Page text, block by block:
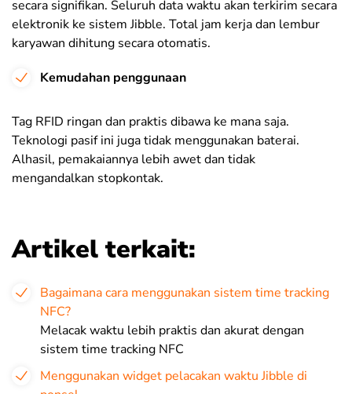
secara signifikan. Seluruh data waktu akan terkirim secara
elektronik ke sistem Jibble. Total jam kerja dan lembur
karyawan dihitung secara otomatis.
Kemudahan penggunaan
Tag RFID ringan dan praktis dibawa ke mana saja.
Teknologi pasif ini juga tidak menggunakan baterai.
Alhasil, pemakaiannya lebih awet dan tidak
mengandalkan stopkontak.
Artikel terkait:
Bagaimana cara menggunakan sistem time tracking
NFC?
Melacak waktu lebih praktis dan akurat dengan
sistem time tracking NFC
Menggunakan widget pelacakan waktu Jibble di